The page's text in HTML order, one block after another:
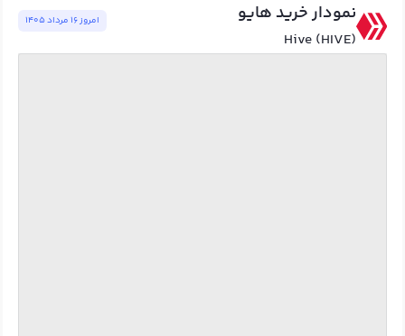
نمودار خرید هایو
Hive (HIVE)
امروز ١٦ مرداد ١٤٠٥